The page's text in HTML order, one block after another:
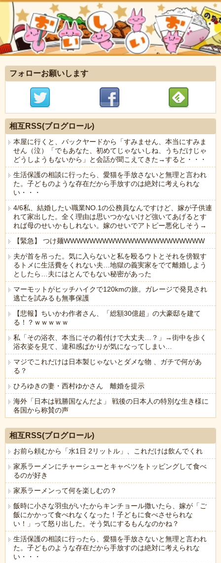
フォローお願いします
相互RSS(ブログロール)
本屋に行くと、バックヤードから「すみません、本当にすみま
せん（泣）「でもあなた、初めてじゃないしね、うちだけじゃ
どうしようもないから」と会話が聞こえてきた→すると・・・
生活保護の相談に行ったら、愛猫を手放さないと無理と言われ
た。子どものような存在だから手放すのは絶対に考えられな
い・・・
4/6私、結婚したい職業NO.1の公務員なんですけど、嫁が子供連
れて家出した。全く理由は思いつかないけど強いてあげるとす
れば母のせいかもしれない。嫁のせいでアトピー悪化しそう→
【緊急】 つけ麺WWWWWWWWWWWWWWWWWWWWWW
夫が首を吊った。気に入らないと私を殴るウトとそれを傍観す
るトメに生活費をくれない夫…地獄の義実家をでて離婚しよう
としたら…夫にはとんでもない秘密があった
マーモットがヒッチハイクで120kmの旅。ガレージで発見され
逃亡を試みるも無事保護
【悲報】ちいかわ作者さん、「総額30億超」の大豪邸を建て
る！？ｗｗｗｗｗ
私「その浴衣、本当にその着付けで大丈夫…？」→街中を歩く
浴衣姿を見て、違和感ばかりが気になってしまい…
マジでこれだけは日本製じゃないとダメな物 、ガチで何があ
る？
ひろゆきの妻・西村ゆかさん 離婚を提示
海外「日本は戦勝国なんだよ」 戦後の日本人の特別な生き様に
各国から称賛の声
相互RSS(ブログロール)
お前ら頼むから「水1日 2リットル」、これだけは飲んでくれ
家系ラーメンにチャーシューとキャベツをトッピングして食べ
るのが好き
家系ラーメンって何を楽しむの？
飯時に小さな羽虫がいたからキンチョール撒いたら、嫁が「ご
飯にかかって食べれなくなった！子どもに食べさせられな
い！」って怒り出した。そう気にするもんなのかね？
生活保護の相談に行ったら、愛猫を手放さないと無理と言われ
た。子どものような存在だから手放すのは絶対に考えられな
い・・・